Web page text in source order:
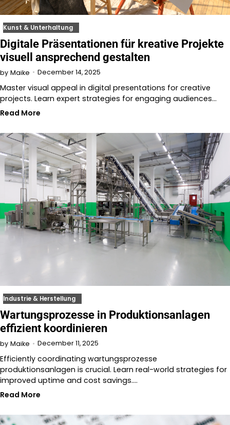
Kunst & Unterhaltung
Digitale Präsentationen für kreative Projekte
visuell ansprechend gestalten
by Maike December 14, 2025
Master visual appeal in digital presentations for creative
projects. Learn expert strategies for engaging audiences…
Read More
Industrie & Herstellung
Wartungsprozesse in Produktionsanlagen
effizient koordinieren
by Maike December 11, 2025
Efficiently coordinating wartungsprozesse
produktionsanlagen is crucial. Learn real-world strategies for
improved uptime and cost savings.…
Read More